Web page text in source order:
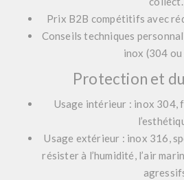
Prix B2B compétitifs avec
Conseils techniques
inox (304
Protection et
Usage intérieur : inox 304,
Usage extérieur : inox 316,
résister à l’humidité, l’air